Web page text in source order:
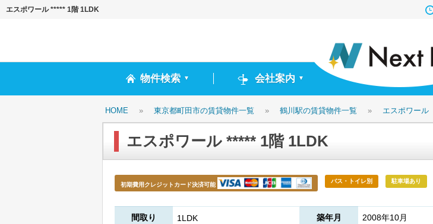
エスポワール ***** 1階 1LDK
物件検索 ▼ 会社案内 ▼
HOME » 東京都町田市の賃貸物件一覧 » 鶴川駅の賃貸物件一覧 » エスポワール
エスポワール ***** 1階 1LDK
初期費用クレジットカード決済可能
バス・トイレ別 駐車場あり
間取り 1LDK 築年月 2008年10月